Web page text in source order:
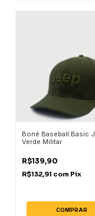
Boné Baseball Basic
Verde Militar
R$139,90
R$132,91 com Pix
COMPRAR